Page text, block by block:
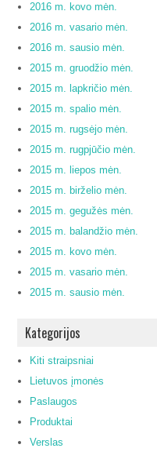
2016 m. kovo mėn.
2016 m. vasario mėn.
2016 m. sausio mėn.
2015 m. gruodžio mėn.
2015 m. lapkričio mėn.
2015 m. spalio mėn.
2015 m. rugsėjo mėn.
2015 m. rugpjūčio mėn.
2015 m. liepos mėn.
2015 m. birželio mėn.
2015 m. gegužės mėn.
2015 m. balandžio mėn.
2015 m. kovo mėn.
2015 m. vasario mėn.
2015 m. sausio mėn.
Kategorijos
Kiti straipsniai
Lietuvos įmonės
Paslaugos
Produktai
Verslas